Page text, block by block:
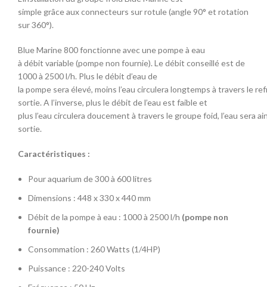
simple grâce aux connecteurs sur rotule (angle 90° et rotation
sur 360°).
Blue Marine 800 fonctionne avec une pompe à eau
à débit variable (pompe non fournie). Le débit conseillé est de
1000 à 2500 l/h. Plus le débit d’eau de
la pompe sera élevé, moins l’eau circulera longtemps à travers le
sortie. A l’inverse, plus le débit de l’eau est faible et
plus l’eau circulera doucement à travers le groupe foid, l’eau sera
sortie.
Caractéristiques :
Pour aquarium de 300 à 600 litres
Dimensions : 448 x 330 x 440 mm
Débit de la pompe à eau : 1000 à 2500 l/h (pompe non
fournie)
Consommation : 260 Watts (1/4HP)
Puissance : 220-240 Volts